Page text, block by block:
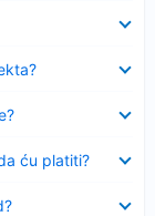
ću platiti?